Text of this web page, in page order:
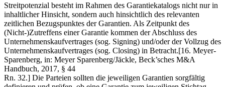
Streitpotenzial besteht im Rahmen des Garantiekatalogs nicht nur in
inhaltlicher Hinsicht, sondern auch hinsichtlich des relevanten
zeitlichen Bezugspunktes der Garantien. Als Zeitpunkt des
(Nicht-)Zutreffens einer Garantie kommen der Abschluss des
Unternehmenskaufvertrages (sog. Signing) und/oder der Vollzug des
Unternehmenskaufvertrages (sog. Closing) in Betracht.[16. Meyer-
Sparenberg, in: Meyer Sparenberg/Jäckle, Beck’sches M&A
Handbuch, 2017, § 44
Rn. 32.] Die Parteien sollten die jeweiligen Garantien sorgfältig